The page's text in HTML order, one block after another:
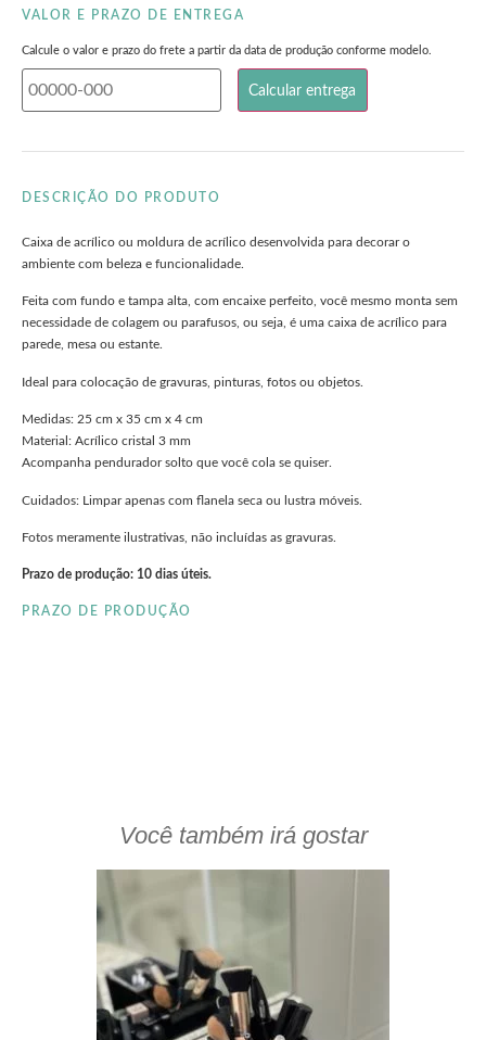
VALOR E PRAZO DE ENTREGA
Calcule o valor e prazo do frete a partir da data de produção conforme modelo.
DESCRIÇÃO DO PRODUTO
Caixa de acrílico ou moldura de acrílico desenvolvida para decorar o
ambiente com beleza e funcionalidade.
Feita com fundo e tampa alta, com encaixe perfeito, você mesmo monta sem
necessidade de colagem ou parafusos, ou seja, é uma caixa de acrílico para
parede, mesa ou estante.
Ideal para colocação de gravuras, pinturas, fotos ou objetos.
Medidas: 25 cm x 35 cm x 4 cm
Material: Acrílico cristal 3 mm
Acompanha pendurador solto que você cola se quiser.
Cuidados: Limpar apenas com flanela seca ou lustra móveis.
Fotos meramente ilustrativas, não incluídas as gravuras.
Prazo de produção: 10 dias úteis.
PRAZO DE PRODUÇÃO
Você também irá gostar